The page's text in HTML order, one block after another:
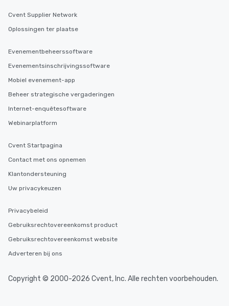
Cvent Supplier Network
Oplossingen ter plaatse
Evenementbeheerssoftware
Evenementsinschrijvingssoftware
Mobiel evenement-app
Beheer strategische vergaderingen
Internet-enquêtesoftware
Webinarplatform
Cvent Startpagina
Contact met ons opnemen
Klantondersteuning
Uw privacykeuzen
Privacybeleid
Gebruiksrechtovereenkomst product
Gebruiksrechtovereenkomst website
Adverteren bij ons
Copyright © 2000-2026 Cvent, Inc. Alle rechten voorbehouden.